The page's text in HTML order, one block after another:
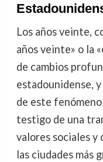
Los años veinte,
años veinte» o la
de cambios
estadounidense,
de este
testigo de una
valores sociales
las ciudades más